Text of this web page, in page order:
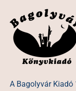
A Bagolyvár